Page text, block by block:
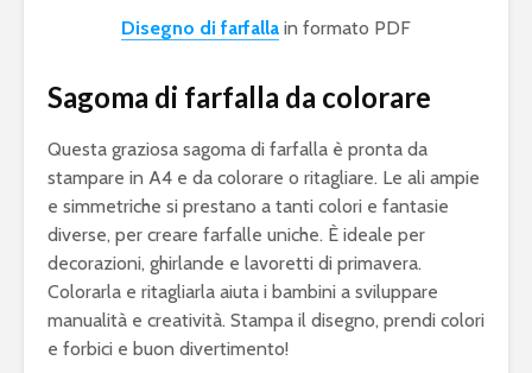
Disegno di farfalla in formato PDF
Sagoma di farfalla da colorare
Questa graziosa sagoma di farfalla è pronta da
stampare in A4 e da colorare o ritagliare. Le ali ampie
e simmetriche si prestano a tanti colori e fantasie
diverse, per creare farfalle uniche. È ideale per
decorazioni, ghirlande e lavoretti di primavera.
Colorarla e ritagliarla aiuta i bambini a sviluppare
manualità e creatività. Stampa il disegno, prendi colori
e forbici e buon divertimento!